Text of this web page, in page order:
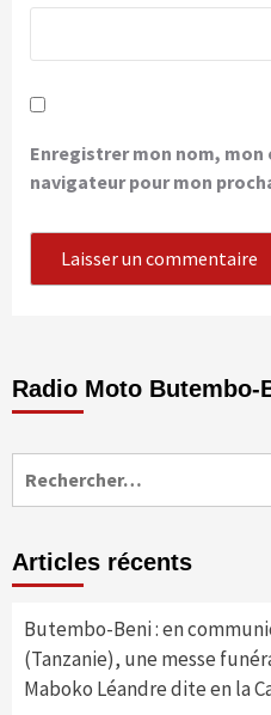
Enregistrer mon nom,
navigateur pour mon
Radio Moto Butembo-
Articles récents
Butembo-Beni : en
(Tanzanie), une messe
Maboko Léandre dite en la